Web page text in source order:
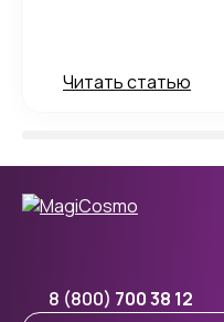
Читать статью
8 (800) 700 38 12